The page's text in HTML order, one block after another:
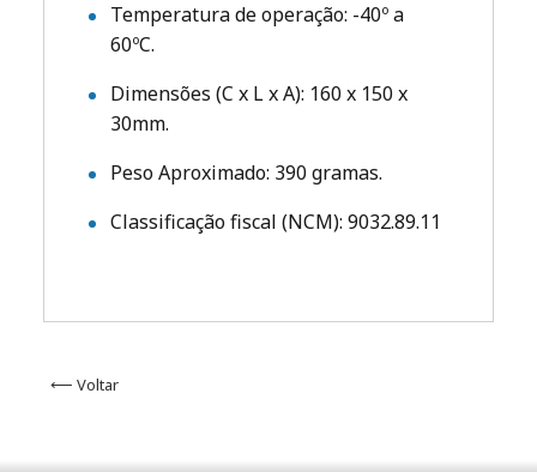
Temperatura de operação: -40º a
60ºC.
Dimensões (C x L x A): 160 x 150 x
30mm.
Peso Aproximado: 390 gramas.
Classificação fiscal (NCM): 9032.89.11
⟵ Voltar